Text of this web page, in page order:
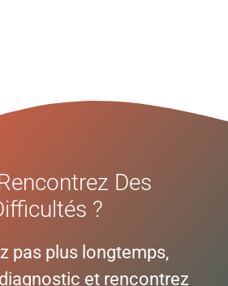
Des
?
pas plus longtemps,
et rencontrez